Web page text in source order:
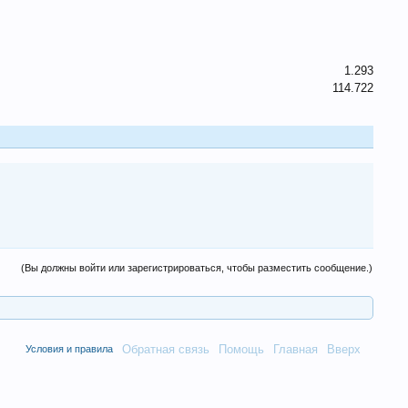
1.293
114.722
(Вы должны войти или зарегистрироваться, чтобы разместить сообщение.)
Обратная связь Помощь Главная Вверх
Условия и правила